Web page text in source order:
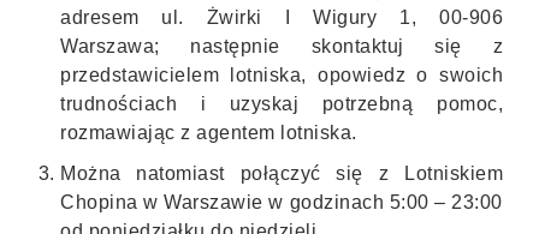
adresem ul. Żwirki I Wigury 1, 00-906
Warszawa; następnie skontaktuj się z
przedstawicielem lotniska, opowiedz o swoich
trudnościach i uzyskaj potrzebną pomoc,
rozmawiając z agentem lotniska.
Można natomiast połączyć się z Lotniskiem
Chopina w Warszawie w godzinach 5:00 – 23:00